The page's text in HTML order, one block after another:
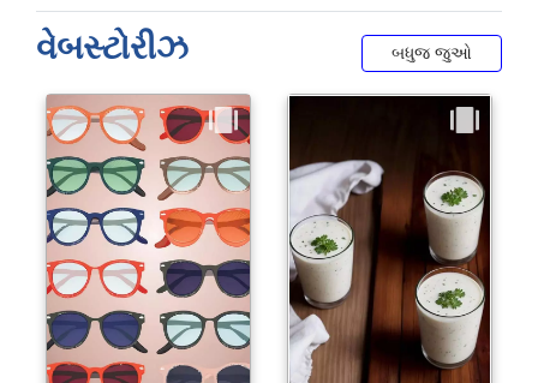
વેબસ્ટોરીઝ બધુજ જુઓ